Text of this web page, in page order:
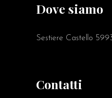
Dove siamo
Sestiere Castello
Contatti